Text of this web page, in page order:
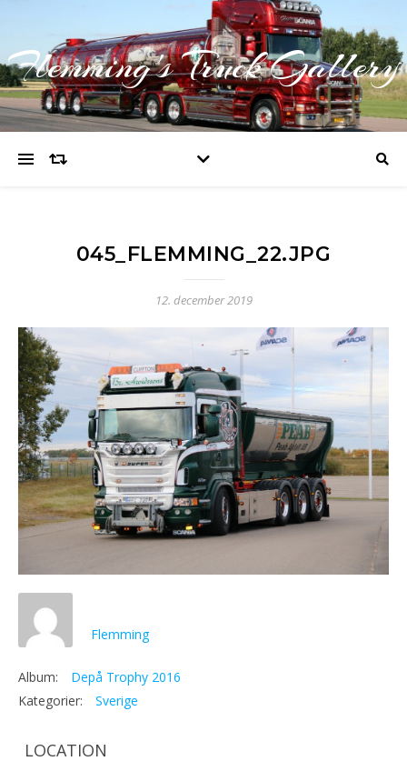
Flemming's Truck Gallery
045_FLEMMING_22.JPG
12. december 2019
Flemming
Album:
Depå Trophy 2016
Kategorier:
Sverige
LOCATION